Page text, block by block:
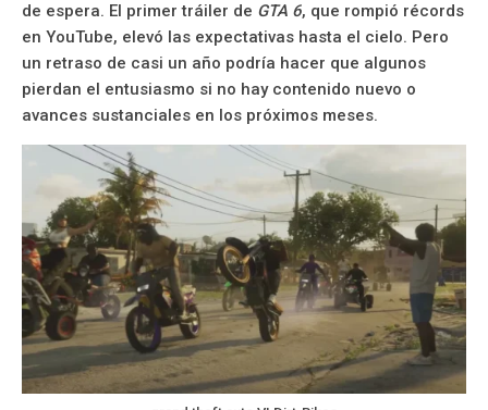
de espera. El primer tráiler de GTA 6, que rompió récords
en YouTube, elevó las expectativas hasta el cielo. Pero
un retraso de casi un año podría hacer que algunos
pierdan el entusiasmo si no hay contenido nuevo o
avances sustanciales en los próximos meses.